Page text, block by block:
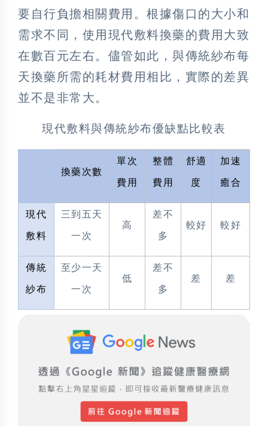
要自行負擔相關費用。根據傷口的大小和
需求不同，使用現代敷料換藥的費用大致
在數百元左右。儘管如此，與傳統紗布每
天換藥所需的耗材費用相比，實際的差異
並不是非常大。
現代敷料與傳統紗布優缺點比較表
換藥次數
單次
費用
整體
費用
舒適
度
加速
癒合
現代
敷料
三到五天
一次
高
差不
多
較好 較好
傳統
紗布
至少一天
一次
低
差不
多
差 差